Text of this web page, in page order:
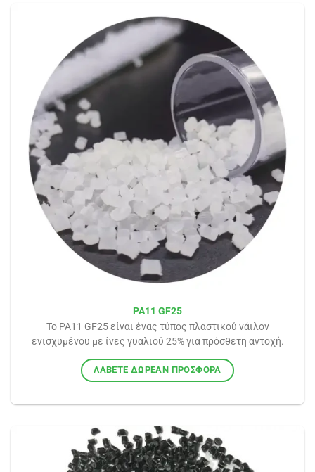
PA11 GF25
Το PA11 GF25 είναι ένας τύπος πλαστικού νάιλον
ενισχυμένου με ίνες γυαλιού 25% για πρόσθετη αντοχή.
ΛΆΒΕΤΕ ΔΩΡΕΆΝ ΠΡΟΣΦΟΡΆ